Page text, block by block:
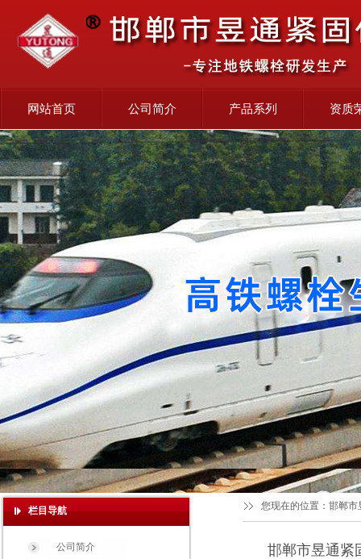
网站首页 公司简介 产品系列 资质
栏目导航
公司简介
您现在的位置： 邯郸市
邯郸市昱通紧固